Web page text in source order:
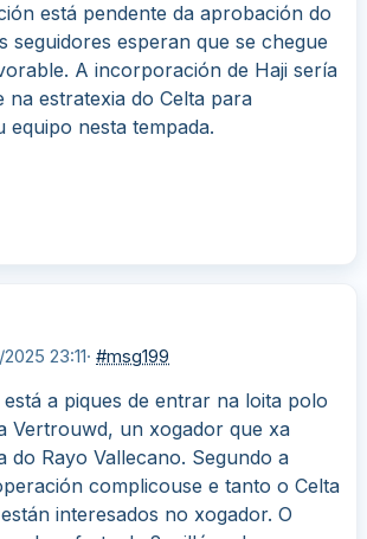
está pendente da aprobación do
seguidores esperan que se chegue
A incorporación de Haji sería
na estratexia do Celta para
nesta tempada.
2025 23:11· #msg199
está a piques de entrar na loita polo
Vertrouwd, un xogador que xa
do Rayo Vallecano. Segundo a
complicouse e tanto o Celta
interesados no xogador. O